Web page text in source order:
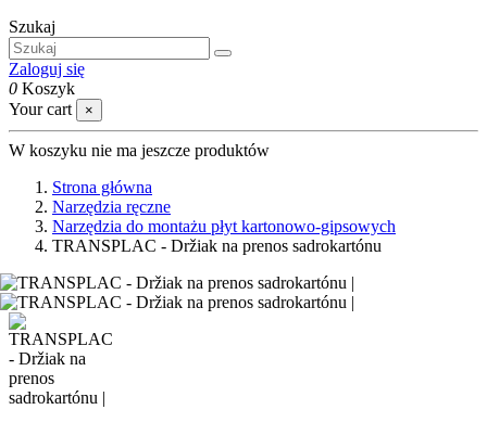
Szukaj
Zaloguj się
0 Koszyk
Your cart
×
W koszyku nie ma jeszcze produktów
Strona główna
Narzędzia ręczne
Narzędzia do montażu płyt kartonowo-gipsowych
TRANSPLAC - Držiak na prenos sadrokartónu